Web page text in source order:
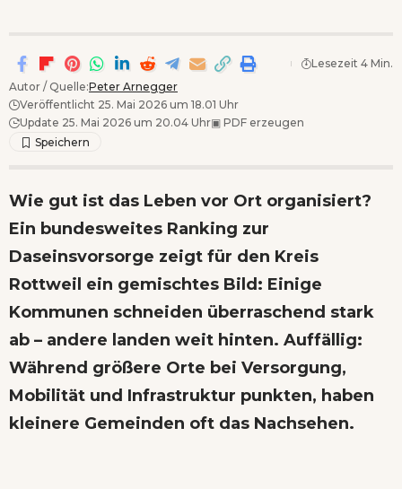
Autor / Quelle:Peter Arnegger
Veröffentlicht 25. Mai 2026 um 18.01 Uhr
Update 25. Mai 2026 um 20.04 Uhr▣ PDF erzeugen
Lesezeit 4 Min.
Wie gut ist das Leben vor Ort organisiert?
Ein bundesweites Ranking zur
Daseinsvorsorge zeigt für den Kreis
Rottweil ein gemischtes Bild: Einige
Kommunen schneiden überraschend stark
ab – andere landen weit hinten. Auffällig:
Während größere Orte bei Versorgung,
Mobilität und Infrastruktur punkten, haben
kleinere Gemeinden oft das Nachsehen.